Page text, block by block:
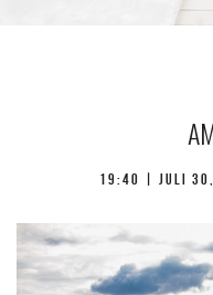
19:40 | juli 30,